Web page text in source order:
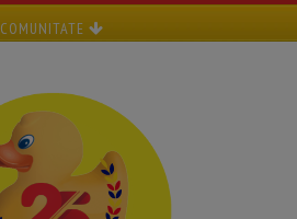
COMUNITATE